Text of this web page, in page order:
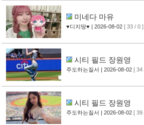
미네다 마유
♥디지땅♥ | 2026-08-02 [ 33 / 0 ]
시티 필드 장원영
주도하는질서 | 2026-08-02 [ 34
시티 필드 장원영
주도하는질서 | 2026-08-02 [ 39